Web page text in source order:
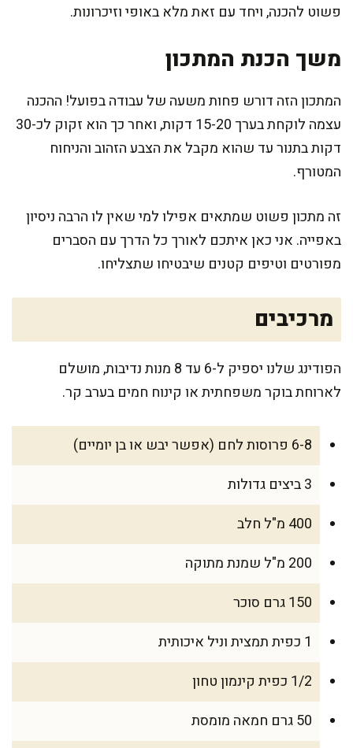
פשוט להכנה, ויחד עם זאת מלא באופי וזיכרונות.
משך הכנת המתכון
המתכון הזה דורש פחות משעה של עבודה בפועל! ההכנה
עצמה לוקחת בערך 15-20 דקות, ואחר כך הוא זקוק לכ-30
דקות בתנור עד שהוא מקבל את הצבע הזהוב והניחוח
המטורף.
זה מתכון פשוט שמתאים אפילו למי שאין לו הרבה ניסיון
באפייה. אני כאן איתכם לאורך כל הדרך עם הסברים
מפורטים וטיפים קטנים שיבטיחו שתצליחו.
מרכיבים
הפודינג שלנו יספיק ל-6 עד 8 מנות נדיבות, מושלם
לארוחת בוקר משפחתית או קינוח חמים בערב קר.
6-8 פרוסות לחם (אפשר יבש או בן יומיים)
3 ביצים גדולות
400 מ"ל חלב
200 מ"ל שמנת מתוקה
150 גרם סוכר
1 כפית תמצית וניל איכותית
1/2 כפית קינמון טחון
50 גרם חמאה מומסת